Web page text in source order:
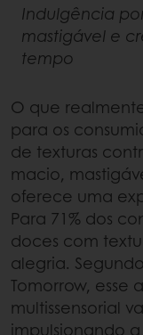
Indulgência
mastigável e
tempo
O que
para os
de texturas
macio,
oferece uma
Para 71% dos
doces com
alegria.
Tomorrow,
multissensorial
impulsionando